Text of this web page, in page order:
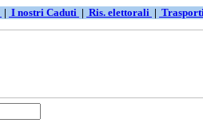
| I nostri Caduti | Ris. elettorali |